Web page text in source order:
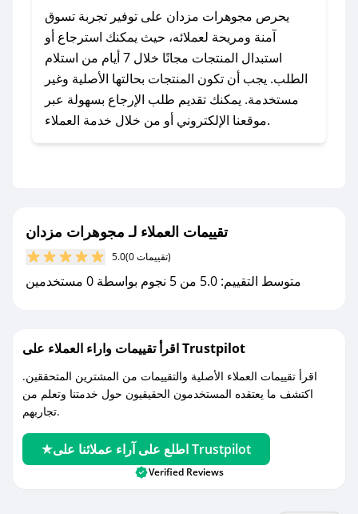
مجوهرات مزدان؟
للحصول على كوبونات وخصومات حصرية، قم بما
يلي:
في تطبيق صحصح.
- تابع حسابنا الرسمي على تويتر وقم بتفعيل زر
يحرص مجوهرات مزدان على توفير تجربة تسوق
آمنة ومريحة لعملائه، حيث يمكنك استرجاع أو
استبدال المنتجات مجانًا خلال 7 أيام من استلام
الطلب. يجب أن تكون المنتجات بحالتها الأصلية وغير
مستخدمة. يمكنك تقديم طلب الإرجاع بسهولة عبر
موقعنا الإلكتروني أو من خلال خدمة العملاء.
تقييمات العملاء لـ مجوهرات مزدان
5.0 (0 تقييمات)
متوسط التقييم: 5.0 من 5 نجوم بواسطة 0 مستخدمين
اقرأ تقييمات واراء العملاء على Trustpilot
اقرأ تقييمات العملاء الأصلية والتقييمات من المشترين المتحققين.
اكتشف ما يعتقده المستخدمون الحقيقيون حول خدمتنا وتعلم من
تجاربهم.
اطلع على آراء عملائنا على Trustpilot
Verified Reviews